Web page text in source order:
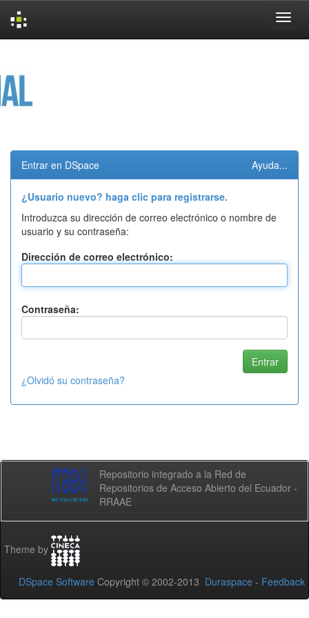
Entrar en DSpace Ayuda...
¿Usuario nuevo? haga clic para registrarse.
Introduzca su dirección de correo electrónico o nombre de
usuario y su contraseña:
Dirección de correo electrónico:
Contraseña:
¿Olvidó su contraseña?
Repositorio integrado a la Red de
Repositorios de Acceso Abierto del Ecuador -
RRAAE
Theme by
DSpace Software Copyright © 2002-2013 Duraspace - Feedback